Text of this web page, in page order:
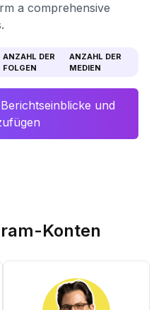
a comprehensive
ANZAHL DER
FOLGEN
ANZAHL DER
MEDIEN
und
Konten